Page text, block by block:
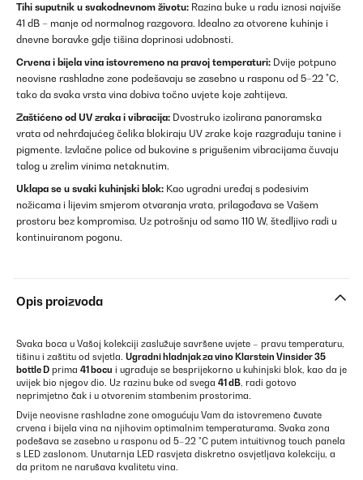
Tihi suputnik u svakodnevnom životu: Razina buke u radu iznosi najviše
41 dB – manje od normalnog razgovora. Idealno za otvorene kuhinje i
dnevne boravke gdje tišina doprinosi udobnosti.
Crvena i bijela vina istovremeno na pravoj temperaturi: Dvije potpuno
neovisne rashladne zone podešavaju se zasebno u rasponu od 5–22 °C,
tako da svaka vrsta vina dobiva točno uvjete koje zahtijeva.
Zaštićeno od UV zraka i vibracija: Dvostruko izolirana panoramska
vrata od nehrđajućeg čelika blokiraju UV zrake koje razgrađuju tanine i
pigmente. Izvlačne police od bukovine s prigušenim vibracijama čuvaju
talog u zrelim vinima netaknutim.
Uklapa se u svaki kuhinjski blok: Kao ugradni uređaj s podesivim
nožicama i lijevim smjerom otvaranja vrata, prilagođava se Vašem
prostoru bez kompromisa. Uz potrošnju od samo 110 W, štedljivo radi u
kontinuiranom pogonu.
Opis proizvoda
Svaka boca u Vašoj kolekciji zaslužuje savršene uvjete – pravu temperaturu,
tišinu i zaštitu od svjetla. Ugradni hladnjak za vino Klarstein Vinsider 35
bottle D prima 41 bocu i ugrađuje se besprijekorno u kuhinjski blok, kao da je
uvijek bio njegov dio. Uz razinu buke od svega 41 dB, radi gotovo
neprimjetno čak i u otvorenim stambenim prostorima.
Dvije neovisne rashladne zone omogućuju Vam da istovremeno čuvate
crvena i bijela vina na njihovim optimalnim temperaturama. Svaka zona
podešava se zasebno u rasponu od 5–22 °C putem intuitivnog touch panela
s LED zaslonom. Unutarnja LED rasvjeta diskretno osvjetljava kolekciju, a
da pritom ne narušava kvalitetu vina.